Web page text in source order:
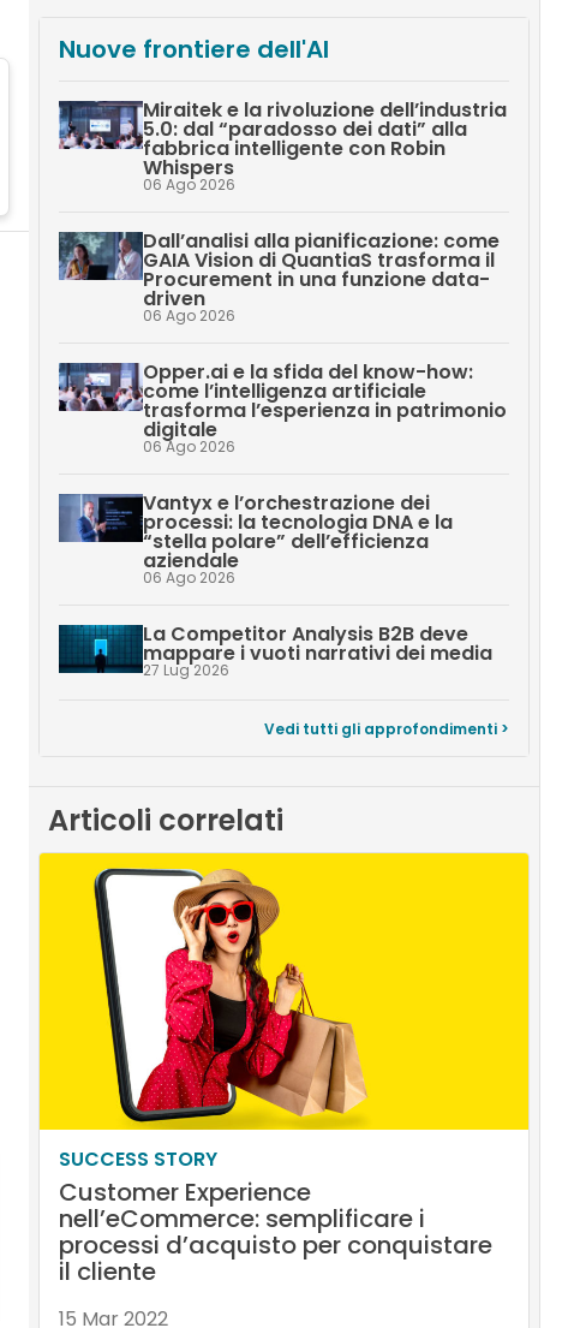
Nuove frontiere dell'AI
Miraitek e la rivoluzione dell’industria
5.0: dal “paradosso dei dati” alla
fabbrica intelligente con Robin
Whispers
06 Ago 2026
Dall’analisi alla pianificazione: come
GAIA Vision di QuantiaS trasforma il
Procurement in una funzione data-
driven
06 Ago 2026
Opper.ai e la sfida del know-how:
come l’intelligenza artificiale
trasforma l’esperienza in patrimonio
digitale
06 Ago 2026
Vantyx e l’orchestrazione dei
processi: la tecnologia DNA e la
“stella polare” dell’efficienza
aziendale
06 Ago 2026
La Competitor Analysis B2B deve
mappare i vuoti narrativi dei media
27 Lug 2026
Vedi tutti gli approfondimenti >
Articoli correlati
SUCCESS STORY
Customer Experience
nell’eCommerce: semplificare i
processi d’acquisto per conquistare
il cliente
15 Mar 2022